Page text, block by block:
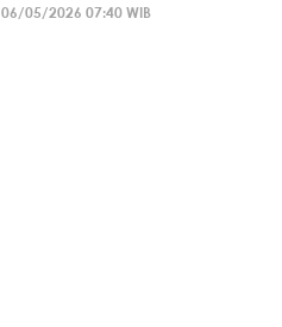
06/05/2026 07:40 WIB